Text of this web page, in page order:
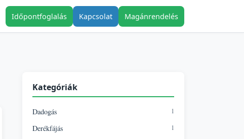
Időpontfoglalás Kapcsolat Magánrendelés
Kategóriák
Dadogás 1
Derékfájás 1